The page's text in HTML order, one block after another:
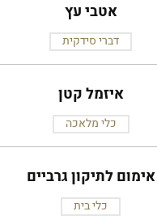
אטבי עץ
דברי סידקית
איזמל קטן
כלי מלאכה
אימום לתיקון גרביים
כלי בית